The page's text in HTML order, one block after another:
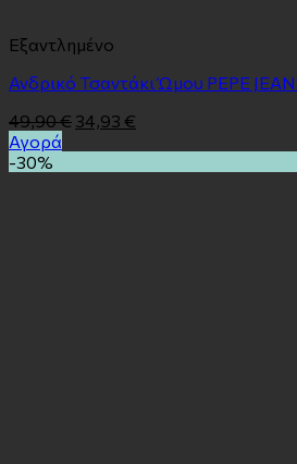
Εξαντλημένο
Ανδρικό Τσαντάκι Ώμου PEPE
49,90€ 34,93 €
Αγορά
-30%